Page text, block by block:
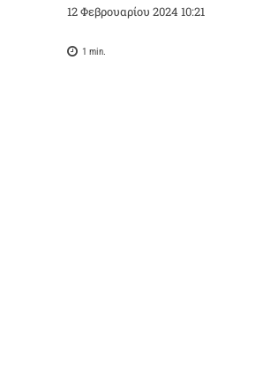
12 Φεβρουαρίου 2024 10:21
1 min.